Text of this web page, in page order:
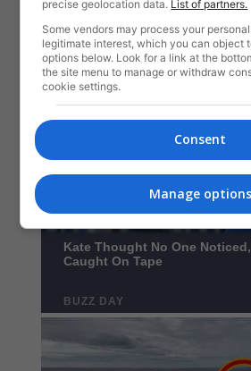
precise geolocation data. List of partners.
Some vendors may process your
legitimate interest, which you can object
options below. Look for a link at the
the site menu to manage or withdraw
cookie settings.
Consent
Manage options